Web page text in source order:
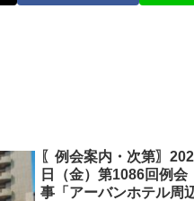
〖例会案内・次第〗
日（金）第1086回例
事「アーバンホテル周